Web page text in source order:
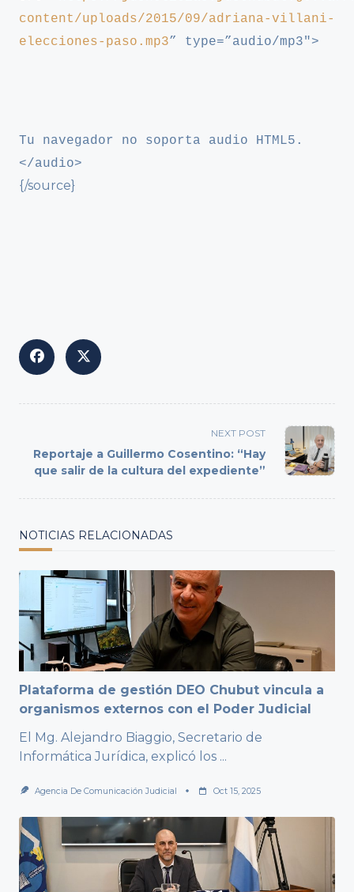
content/uploads/2015/09/adriana-villani-
elecciones-paso.mp3” type=”audio/mp3″>
Tu navegador no soporta audio HTML5.
</audio>
{/source}
class="nav-
subtitle
NEXT POST
Reportaje a Guillermo Cosentino: “Hay
que salir de la cultura del expediente”
NOTICIAS RELACIONADAS
Plataforma de gestión DEO Chubut vincula a
organismos externos con el Poder Judicial
El Mg. Alejandro Biaggio, Secretario de
Informática Jurídica, explicó los ...
Agencia De Comunicación Judicial Oct 15, 2025